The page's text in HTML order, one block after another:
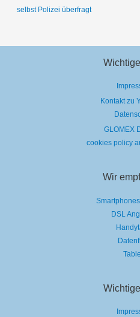
selbst Polizei überfragt
Kontakt zu
GLOMEX
cookies policy
Wir
DSL